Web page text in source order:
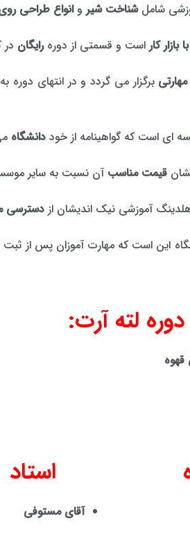
شاملشناخت شیروانواع طراحی
بازار کار است و قسمتی از دورهرایگان
برگزار می گردد و در انتهای دوره
ای است که گواهینامه از خود دانشگاه
قیمت مناسب آن نسبت به سایر
آموزشی نیک اندیشان از دسترسی
این است که مهارت آموزان پس از
لته آرت:
استاد
آقای مستوفی